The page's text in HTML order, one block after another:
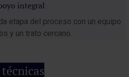
integral
etapa del proceso con un equipo
y un trato cercano.